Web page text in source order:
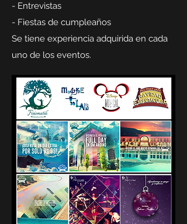
- Entrevistas
- Fiestas de cumpleaños
Se tiene experiencia adquirida en cada
uno de los eventos.